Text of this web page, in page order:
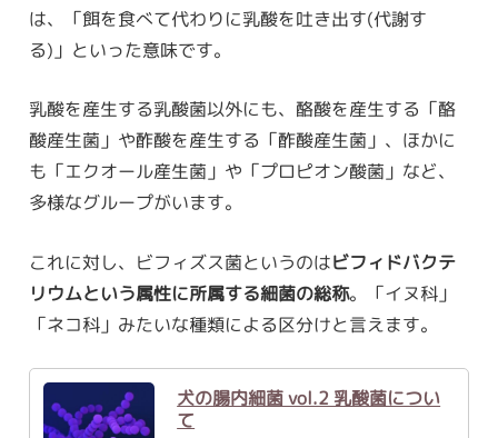
は、「餌を食べて代わりに乳酸を吐き出す(代謝す
る)」といった意味です。
乳酸を産生する乳酸菌以外にも、酪酸を産生する「酪
酸産生菌」や酢酸を産生する「酢酸産生菌」、ほかに
も「エクオール産生菌」や「プロピオン酸菌」など、
多様なグループがいます。
これに対し、ビフィズス菌というのはビフィドバクテ
リウムという属性に所属する細菌の総称。「イヌ科」
「ネコ科」みたいな種類による区分けと言えます。
犬の腸内細菌 vol.2 乳酸菌につい
て